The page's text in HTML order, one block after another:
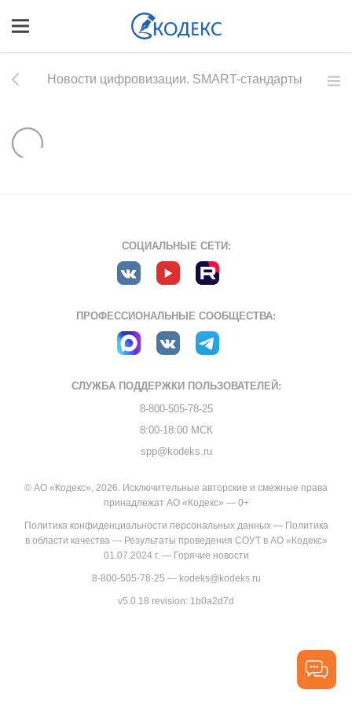
Новости цифровизации. SMART-стандарты
СОЦИАЛЬНЫЕ СЕТИ:
ПРОФЕССИОНАЛЬНЫЕ СООБЩЕСТВА:
СЛУЖБА ПОДДЕРЖКИ ПОЛЬЗОВАТЕЛЕЙ:
8-800-505-78-25
8:00-18:00 МСК
spp@kodeks.ru
© АО «Кодекс», 2026. Исключительные авторские и смежные права
принадлежат АО «Кодекс» — 0+
Политика конфиденциальности персональных данных— Политика
в области качества— Результаты проведения СОУТ в АО «Кодекс»
01.07.2024 г.— Горячие новости
8-800-505-78-25 — kodeks@kodeks.ru
v5.0.18 revision: 1b0a2d7d